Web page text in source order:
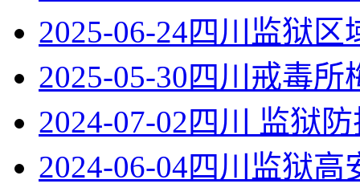
2025-06-24四川监狱区
2025-05-30四川戒毒所
2024-07-02四川 监狱
2024-06-04四川监狱高